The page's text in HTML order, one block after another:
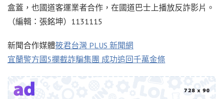
盒蓋，也國道客運業者合作，在國道巴士上播放反詐影片。
（編輯：張銘坤）1131115
新聞合作媒體筱君台灣 PLUS 新聞網
宜蘭警方國5攔截詐騙集團 成功追回千萬金條